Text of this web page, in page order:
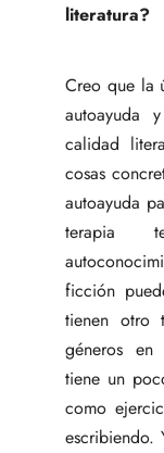
literatura?
Creo que la
autoayuda
calidad
cosas
autoayuda
terapia
ficción
tienen otro
géneros en
tiene un
como
escribiendo.